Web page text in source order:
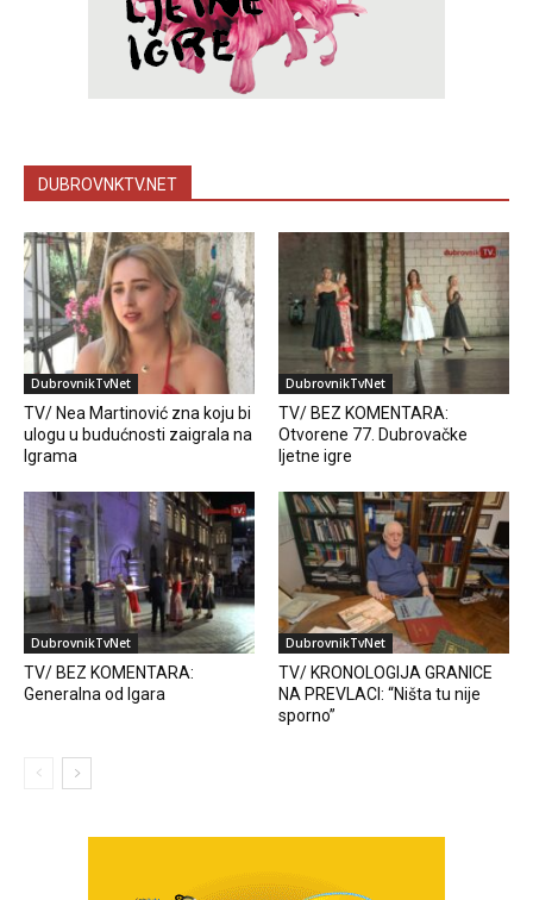
DUBROVNKTV.NET
DubrovnikTvNet
TV/ Nea Martinović zna koju bi
ulogu u budućnosti zaigrala na
Igrama
DubrovnikTvNet
TV/ BEZ KOMENTARA:
Otvorene 77. Dubrovačke
ljetne igre
DubrovnikTvNet
TV/ BEZ KOMENTARA:
Generalna od Igara
DubrovnikTvNet
TV/ KRONOLOGIJA GRANICE
NA PREVLACI: “Ništa tu nije
sporno”